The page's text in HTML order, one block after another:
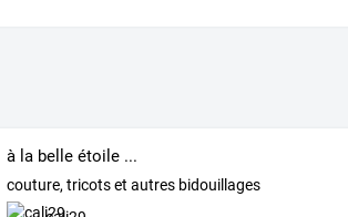
à la belle étoile ...
couture, tricots et autres bidouillages